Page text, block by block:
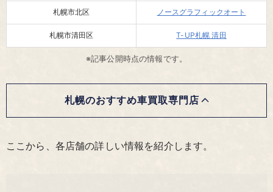
札幌市北区 ノースグラフィックオート
札幌市清田区 T-UP札幌 清田
※記事公開時点の情報です。
札幌のおすすめ車買取専門店
ここから、各店舗の詳しい情報を紹介します。